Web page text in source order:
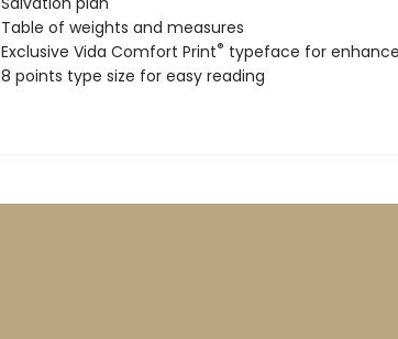
Table of weights and measures
Exclusive Vida Comfort Print® typeface for
8 points type size for easy reading